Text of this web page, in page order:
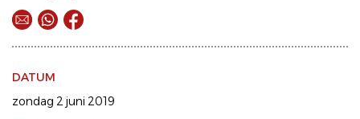
DATUM
zondag 2 juni 2019